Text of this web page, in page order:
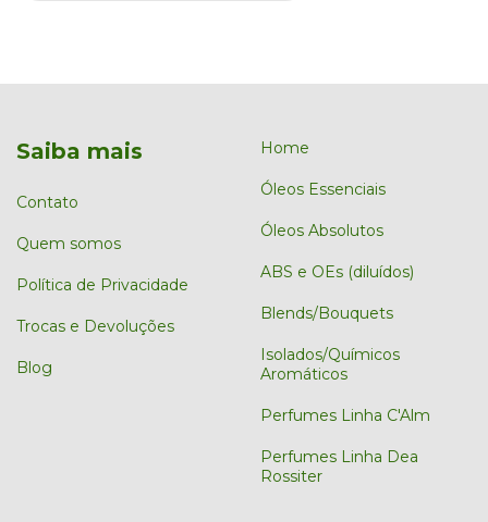
Saiba mais
Contato
Quem somos
Política de Privacidade
Trocas e Devoluções
Blog
Home
Óleos Essenciais
Óleos Absolutos
ABS e OEs (diluídos)
Blends/Bouquets
Isolados/Químicos
Aromáticos
Perfumes Linha C'Alm
Perfumes Linha Dea
Rossiter